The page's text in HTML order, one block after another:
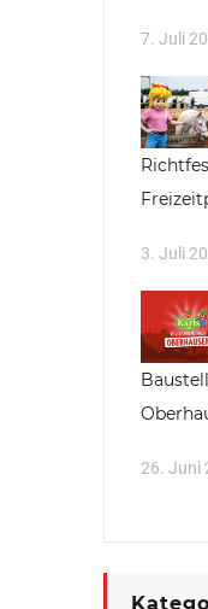
7. Juli
3. Juli
26. Juni